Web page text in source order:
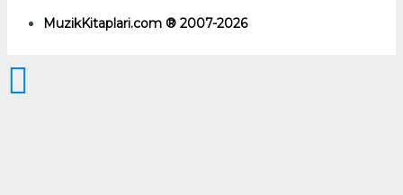
MuzikKitaplari.com ® 2007-2026